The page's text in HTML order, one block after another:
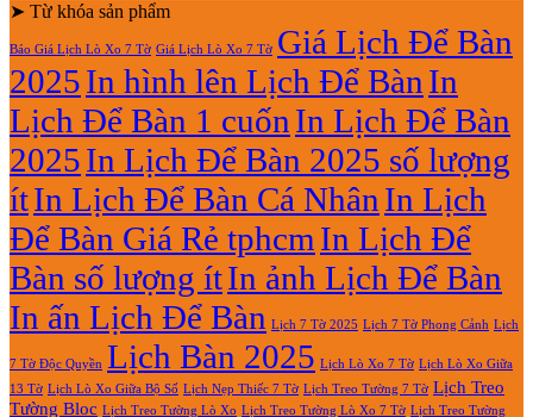
2027
Lịch
Lò
Xo
Giữa
13
Tờ
luận
ở
In
Lịch
Gỗ
Đẹp
Giá
Rẻ
2027
➤ Từ khóa sản phẩm
Báo Giá Lịch Lò Xo 7 Tờ Giá Lịch Lò Xo 7 Tờ Giá Lịch Để Bàn
2025In hình lên Lịch Để Bàn In
Lịch Để Bàn 1 cuốn In Lịch Để Bàn
2025In Lịch Để Bàn 2025 số lượng
ítIn Lịch Để Bàn Cá Nhân In Lịch
Để Bàn Giá Rẻ tphcm In Lịch Để
Bàn số lượng ítIn ảnh Lịch Để Bàn
In ấn Lịch Để Bàn Lịch 7 Tờ 2025 Lịch 7 Tờ Phong Cảnh Lịch
7 Tờ Độc Quyền Lịch Bàn 2025 Lịch Lò Xo 7 Tờ Lịch Lò Xo Giữa
13 Tờ Lịch Lò Xo Giữa Bộ Số Lịch Nẹp Thiếc 7 Tờ Lịch Treo Tường 7 Tờ Lịch Treo
Tường Bloc Lịch Treo Tường Lò Xo Lịch Treo Tường Lò Xo 7 Tờ Lịch Treo Tường